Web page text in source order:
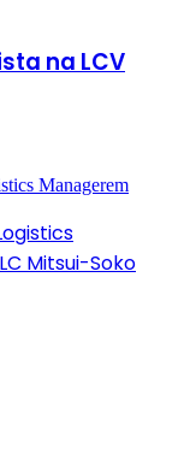
na LCV
Mitsui-Soko